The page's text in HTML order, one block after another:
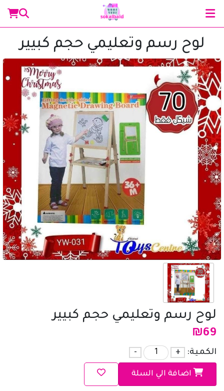
لوح رسم وتعليمي حجم كبيير
₪69
الكمية: +
-
اضافة الي السلة
لوح رسم وتعليمي حجم كبيير
مساعد سوق البلد
متصل الآن
مرحباً 👋 أنا مساعدك الذكي في سوق البلد.
كيف يمكنني مساعدتك؟ اكتب لي عن المنتج الذي
تبحث عنه.